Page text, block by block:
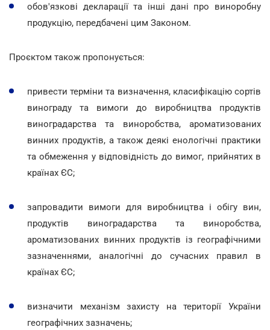
обов'язкові декларації та інші дані про виноробну
продукцію, передбачені цим Законом.
Проєктом також пропонується:
привести терміни та визначення, класифікацію сортів
винограду та вимоги до виробництва продуктів
виноградарства та виноробства, ароматизованих
винних продуктів, а також деякі енологічні практики
та обмеження у відповідність до вимог, прийнятих в
країнах ЄС;
запровадити вимоги для виробництва і обігу вин,
продуктів виноградарства та виноробства,
ароматизованих винних продуктів із географічними
зазначеннями, аналогічні до сучасних правил в
країнах ЄС;
визначити механізм захисту на території України
географічних зазначень;